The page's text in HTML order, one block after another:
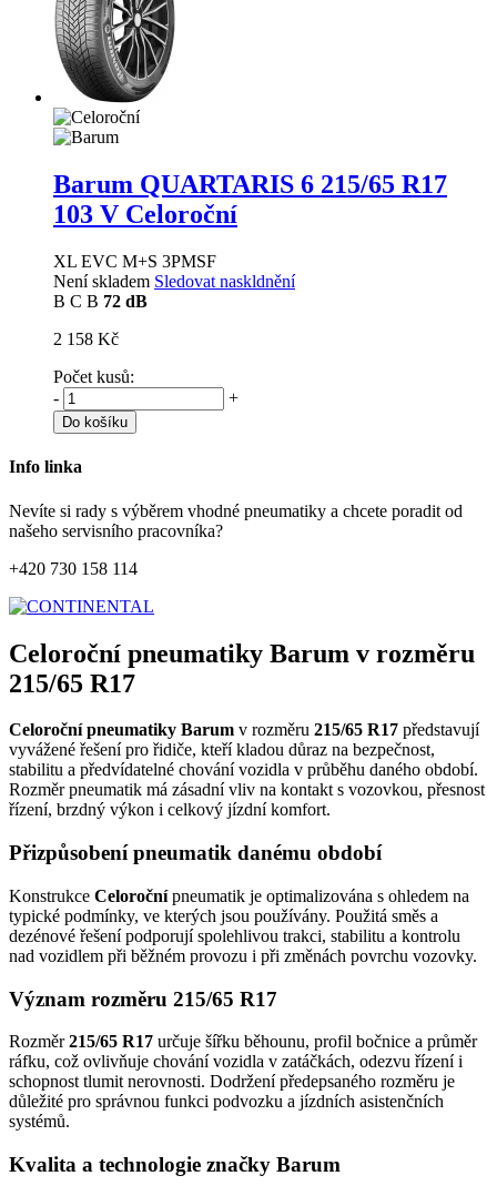
Barum QUARTARIS 6 215/65 R17
103 V Celoroční
XL EVC M+S 3PMSF
Není skladem Sledovat naskldnění
B C B 72 dB
2 158 Kč
Počet kusů:
-
+
Do košíku
Info linka
Nevíte si rady s výběrem vhodné pneumatiky a chcete poradit od
našeho servisního pracovníka?
+420 730 158 114
Celoroční pneumatiky Barum v rozměru
215/65 R17
Celoroční pneumatiky Barum v rozměru 215/65 R17 představují
vyvážené řešení pro řidiče, kteří kladou důraz na bezpečnost,
stabilitu a předvídatelné chování vozidla v průběhu daného období.
Rozměr pneumatik má zásadní vliv na kontakt s vozovkou, přesnost
řízení, brzdný výkon i celkový jízdní komfort.
Přizpůsobení pneumatik danému období
Konstrukce Celoročnípneumatik je optimalizována s ohledem na
typické podmínky, ve kterých jsou používány. Použitá směs a
dezénové řešení podporují spolehlivou trakci, stabilitu a kontrolu
nad vozidlem při běžném provozu i při změnách povrchu vozovky.
Význam rozměru 215/65 R17
Rozměr215/65 R17 určuje šířku běhounu, profil bočnice a průměr
ráfku, což ovlivňuje chování vozidla v zatáčkách, odezvu řízení i
schopnost tlumit nerovnosti. Dodržení předepsaného rozměru je
důležité pro správnou funkci podvozku a jízdních asistenčních
systémů.
Kvalita a technologie značky Barum